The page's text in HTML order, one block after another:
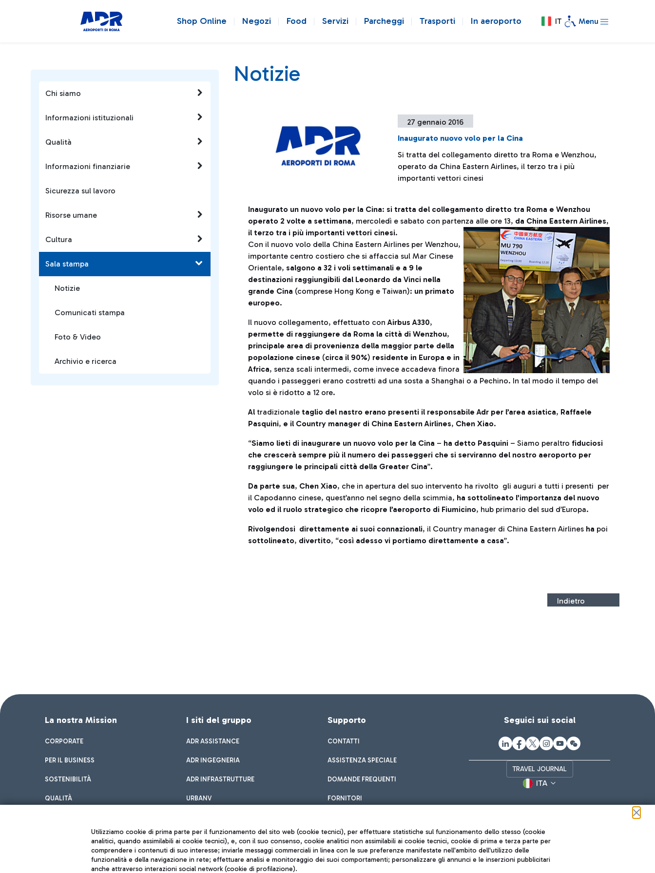
Shop Online Negozi Food Servizi Parcheggi Trasporti In aeroporto IT Menu
Chi siamo
Informazioni istituzionali
Qualità
Informazioni finanziarie
Sicurezza sul lavoro
Risorse umane
Cultura
Sala stampa
Notizie
Comunicati stampa
Foto & Video
Archivio e ricerca
Notizie
27 gennaio 2016
Inaugurato nuovo volo per la Cina
Si tratta del collegamento diretto tra Roma e Wenzhou,
operato da China Eastern Airlines, il terzo tra i più
importanti vettori cinesi
Inaugurato un nuovo volo per la Cina: si tratta del collegamento diretto tra Roma e Wenzhou
operato 2 volte a settimana, mercoledì e sabato con partenza alle ore 13, da China Eastern Airlines,
il terzo tra i più importanti vettori cinesi.
Con il nuovo volo della China Eastern Airlines per Wenzhou,
importante centro costiero che si affaccia sul Mar Cinese
Orientale, salgono a 32 i voli settimanali e a 9 le
destinazioni raggiungibili dal Leonardo da Vinci nella
grande Cina (comprese Hong Kong e Taiwan): un primato
europeo.
Il nuovo collegamento, effettuato conAirbus A330,
permette di raggiungere da Roma la città di Wenzhou,
principale area di provenienza della maggior parte della
popolazione cinese (circa il 90%) residente in Europa e in
Africa, senza scali intermedi, come invece accadeva finora
quando i passeggeri erano costretti ad una sosta a Shanghai o a Pechino. In tal modo il tempo del
volo si è ridotto a 12 ore.
Al tradizionale taglio del nastro erano presenti il responsabile Adr per l’area asiatica, Raffaele
Pasquini, e il Country manager di China Eastern Airlines, Chen Xiao.
“Siamo lieti di inaugurare un nuovo volo per la Cina – ha detto Pasquini – Siamo peraltro fiduciosi
che crescerà sempre più il numero dei passeggeri che si serviranno del nostro aeroporto per
raggiungere le principali città della Greater Cina”.
Da parte sua, Chen Xiao, che in apertura del suo intervento ha rivolto gli auguri a tutti i presenti per
il Capodanno cinese, quest’anno nel segno della scimmia, ha sottolineato l’importanza del nuovo
volo ed il ruolo strategico che ricopre l’aeroporto di Fiumicino, hub primario del sud d’Europa.
Rivolgendosi direttamente ai suoi connazionali, il Country manager di China Eastern Airlines ha poi
sottolineato, divertito, “così adesso vi portiamo direttamente a casa”.
Indietro
La nostra Mission
CORPORATE
PER IL BUSINESS
SOSTENIBILITÀ
QUALITÀ
I siti del gruppo
ADR ASSISTANCE
ADR INGEGNERIA
ADR INFRASTRUTTURE
URBANV
Supporto
CONTATTI
ASSISTENZA SPECIALE
DOMANDE FREQUENTI
FORNITORI
Seguici sui social
TRAVEL JOURNAL
ITA
Utilizziamo cookie di prima parte per il funzionamento del sito web (cookie tecnici), per effettuare statistiche sul funzionamento dello stesso (cookie
analitici, quando assimilabili ai cookie tecnici), e, con il suo consenso, cookie analitici non assimilabili ai cookie tecnici, cookie di prima e terza parte per
comprendere i contenuti di suo interesse; inviarle messaggi commerciali in linea con le sue preferenze manifestate nell'ambito dell'utilizzo delle
funzionalità e della navigazione in rete; effettuare analisi e monitoraggio dei suoi comportamenti; personalizzare gli annunci e le inserzioni pubblicitari
anche attraverso interazioni social network (cookie di profilazione).